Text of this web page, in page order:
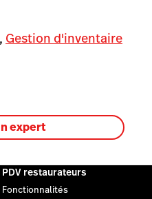
, Gestion d'inventaire
expert
PDV restaurateurs
Fonctionnalités